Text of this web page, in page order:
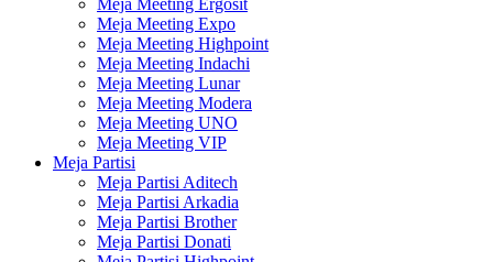
Meja Meeting Ergosit
Meja Meeting Expo
Meja Meeting Highpoint
Meja Meeting Indachi
Meja Meeting Lunar
Meja Meeting Modera
Meja Meeting UNO
Meja Meeting VIP
Meja Partisi
Meja Partisi Aditech
Meja Partisi Arkadia
Meja Partisi Brother
Meja Partisi Donati